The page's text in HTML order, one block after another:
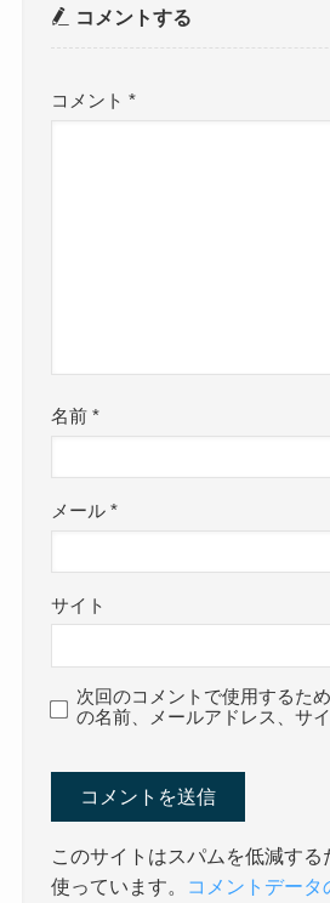
コメントする
コメント*
名前*
メール*
サイト
次回のコメントで使用するた
の名前、メールアドレス、サ
このサイトはスパムを低減する
使っています。
コメントデータ